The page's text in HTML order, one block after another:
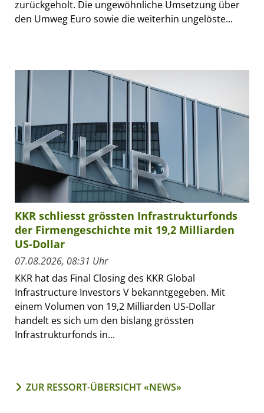
zurückgeholt. Die ungewöhnliche Umsetzung über
den Umweg Euro sowie die weiterhin ungelöste...
KKR schliesst grössten Infrastrukturfonds
der Firmengeschichte mit 19,2 Milliarden
US-Dollar
07.08.2026, 08:31 Uhr
KKR hat das Final Closing des KKR Global
Infrastructure Investors V bekanntgegeben. Mit
einem Volumen von 19,2 Milliarden US-Dollar
handelt es sich um den bislang grössten
Infrastrukturfonds in...
ZUR RESSORT-ÜBERSICHT «NEWS»